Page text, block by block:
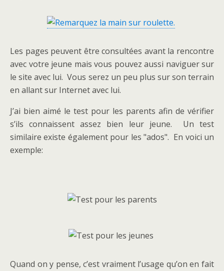
Les pages peuvent être consultées avant la rencontre
avec votre jeune mais vous pouvez aussi naviguer sur
le site avec lui. Vous serez un peu plus sur son terrain
en allant sur Internet avec lui.
J’ai bien aimé le test pour les parents afin de vérifier
s’ils connaissent assez bien leur jeune. Un test
similaire existe également pour les "ados". En voici un
exemple:
Quand on y pense, c’est vraiment l’usage qu’on en fait